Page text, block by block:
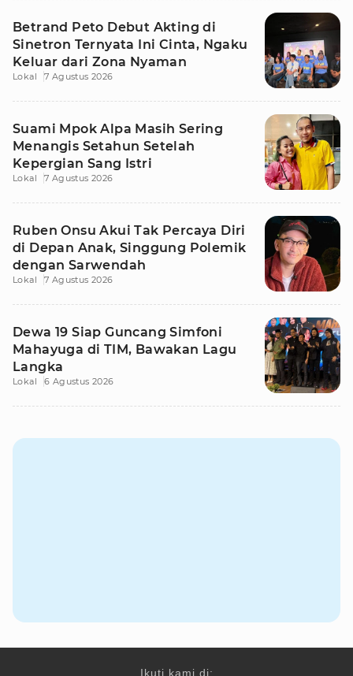
Betrand Peto Debut Akting di
Sinetron Ternyata Ini Cinta, Ngaku
Keluar dari Zona Nyaman
Lokal 7 Agustus 2026
Suami Mpok Alpa Masih Sering
Menangis Setahun Setelah
Kepergian Sang Istri
Lokal 7 Agustus 2026
Ruben Onsu Akui Tak Percaya Diri
di Depan Anak, Singgung Polemik
dengan Sarwendah
Lokal 7 Agustus 2026
Dewa 19 Siap Guncang Simfoni
Mahayuga di TIM, Bawakan Lagu
Langka
Lokal 6 Agustus 2026
Ikuti kami di: